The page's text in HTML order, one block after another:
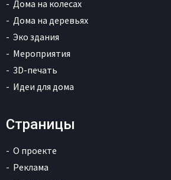
Дома на колесах
Дома на деревьях
Эко здания
Мероприятия
3D-печать
Идеи для дома
Страницы
О проекте
Реклама